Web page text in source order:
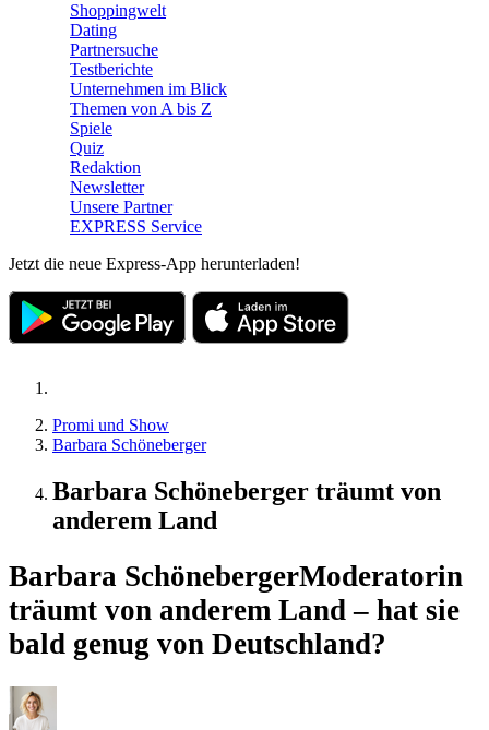
Shoppingwelt
Dating
Partnersuche
Testberichte
Unternehmen im Blick
Themen von A bis Z
Spiele
Quiz
Redaktion
Newsletter
Unsere Partner
EXPRESS Service
Jetzt die neue Express-App herunterladen!
Promi und Show
Barbara Schöneberger
Barbara Schöneberger träumt von
anderem Land
Barbara SchönebergerModeratorin
träumt von anderem Land – hat sie
bald genug von Deutschland?